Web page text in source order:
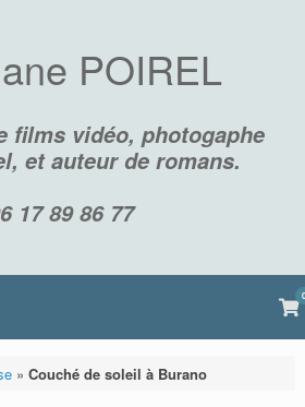
POIREL
films vidéo, photogaphe
et auteur de romans.
17 89 86 77
0
» Couché de soleil à Burano